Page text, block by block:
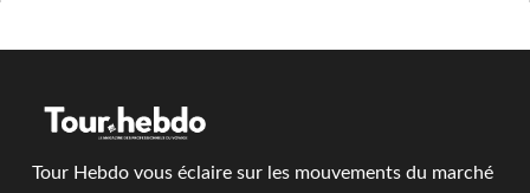
Tour Hebdo vous éclaire sur les mouvements du marché